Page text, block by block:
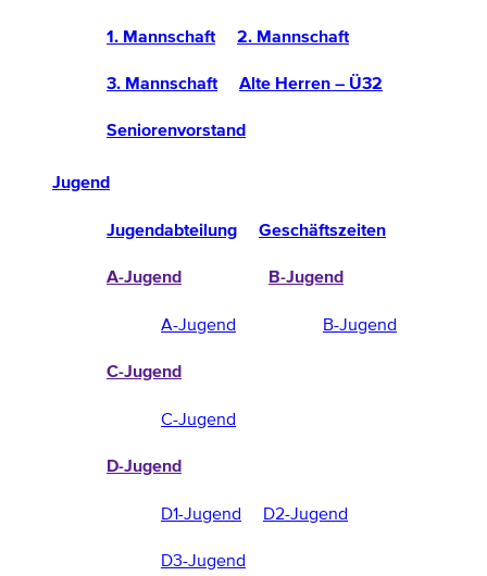
1. Mannschaft 2. Mannschaft
3. Mannschaft Alte Herren – Ü32
Seniorenvorstand
Jugend
Jugendabteilung Geschäftszeiten
A-Jugend
A-Jugend
B-Jugend
B-Jugend
C-Jugend
C-Jugend
D-Jugend
D1-Jugend
D2-Jugend
D3-Jugend